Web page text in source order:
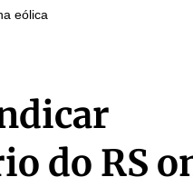
eólica
do RS